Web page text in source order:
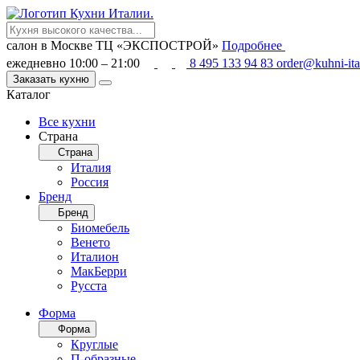
салон в Москве ТЦ «ЭКСПОСТРОЙ» Подробнее
ежедневно 10:00 – 21:00
8 495 133 94 83 order@kuhni-
Заказать кухню
Каталог
Все кухни
Страна
Страна
Италия
Россия
Бренд
Бренд
Биомебель
Венето
Италион
МакБерри
Русста
Форма
Форма
Круглые